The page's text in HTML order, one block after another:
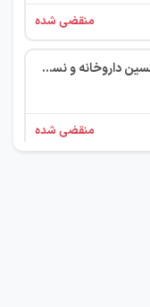
منقضی شده
استخدام تکنسین داروخانه و نسخه‌پیچ
منقضی شده